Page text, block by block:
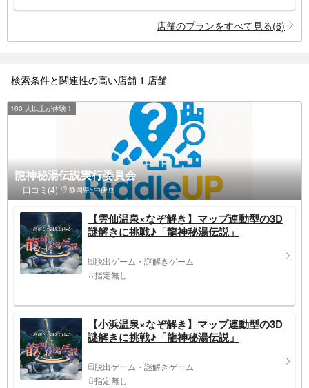
店舗のプランをすべて見る(6)
検索条件と関連性の高い店舗 1 店舗
100 人以上が体験！
龍神秘湯伝説実行委員会
口コミ(4) 静岡県>中伊豆
【雲仙温泉×なぞ解き】マップ連動型の3D
謎解きに挑戦♪「龍神秘湯伝説」
脱出ゲーム・謎解きゲーム
指定無し
【小浜温泉×なぞ解き】マップ連動型の3D
謎解きに挑戦♪「龍神秘湯伝説」
脱出ゲーム・謎解きゲーム
指定無し